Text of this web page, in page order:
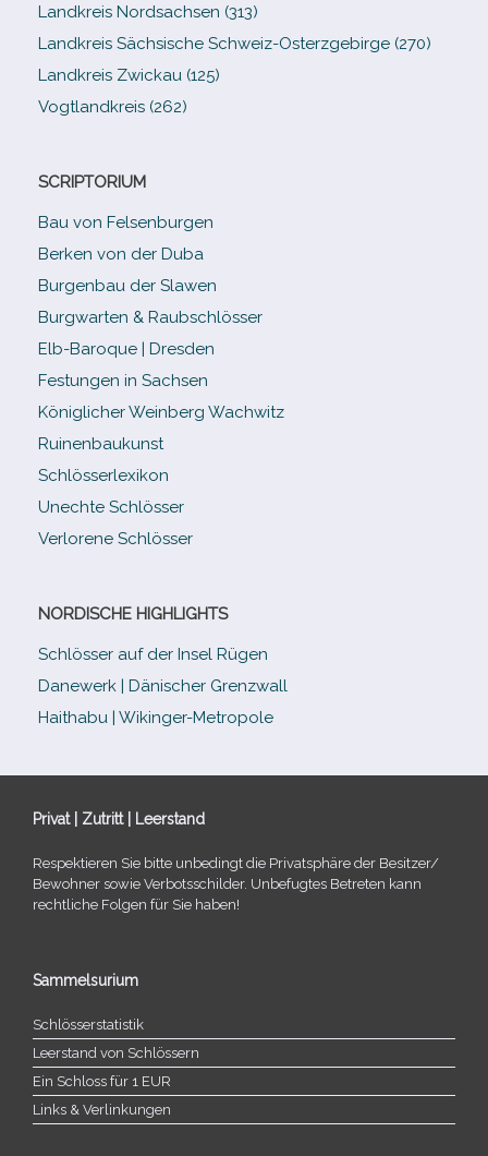
Landkreis Nordsachsen (313)
Landkreis Sächsische Schweiz-​Osterzgebirge (270)
Landkreis Zwickau (125)
Vogtlandkreis (262)
SCRIPTORIUM
Bau von Felsenburgen
Berken von der Duba
Burgenbau der Slawen
Burgwarten & Raubschlösser
Elb-​Baroque | Dresden
Festungen in Sachsen
Königlicher Weinberg Wachwitz
Ruinenbaukunst
Schlösserlexikon
Unechte Schlösser
Verlorene Schlösser
NORDISCHE HIGHLIGHTS
Schlösser auf der Insel Rügen
Danewerk | Dänischer Grenzwall
Haithabu | Wikinger-Metropole
Privat | Zutritt | Leerstand
Respektieren Sie bitte unbe­dingt die Privatsphäre der Besitzer/​
Bewohner sowie Verbotsschilder. Unbefugtes Betreten kann
recht­li­che Folgen für Sie haben!
Sammelsurium
Schlösserstatistik
Leerstand von Schlössern
Ein Schloss für 1 EUR
Links & Verlinkungen